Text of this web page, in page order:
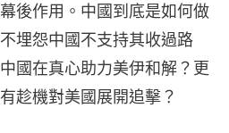
後作用。中國到底是如何做
埋怨中國不支持其收過路
國在真心助力美伊和解？更
趁機對美國展開追擊？